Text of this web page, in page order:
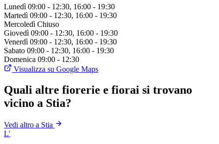
Lunedì 09:00 - 12:30, 16:00 - 19:30
Martedì 09:00 - 12:30, 16:00 - 19:30
Mercoledì Chiuso
Giovedì 09:00 - 12:30, 16:00 - 19:30
Venerdì 09:00 - 12:30, 16:00 - 19:30
Sabato 09:00 - 12:30, 16:00 - 19:30
Domenica 09:00 - 12:30
Visualizza su Google Maps
Quali altre fiorerie e fiorai si trovano
vicino a Stia?
Vedi altro a Stia
L'